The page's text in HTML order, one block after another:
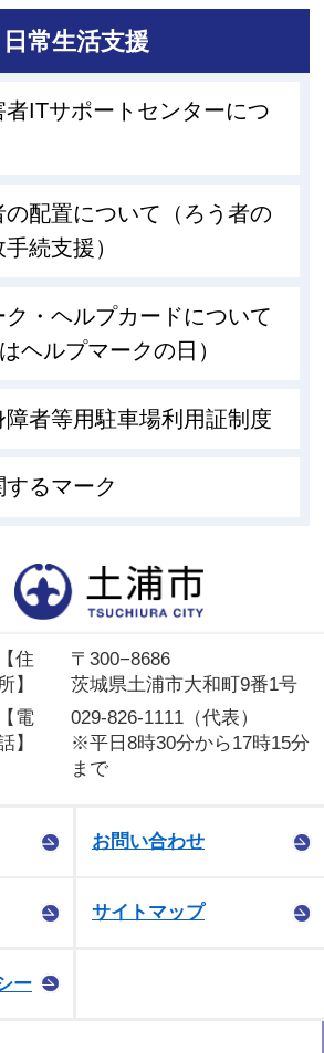
日常生活支援
ITサポートセンターにつ
配置について（ろう者の
続支援）
・ヘルプカードについて
ヘルプマークの日）
障者等用駐車場利用証制度
るマーク
【住
】
〒300−8686
茨城県土浦市大和町9番1号
【電
】
029-826-1111（代表）
※平日8時30分から17時15分
まで
お問い合わせ
サイトマップ
ー